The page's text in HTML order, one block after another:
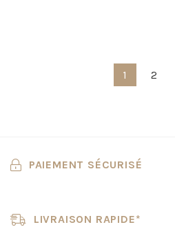
1 2
PAIEMENT SÉCURISÉ
LIVRAISON RAPIDE*